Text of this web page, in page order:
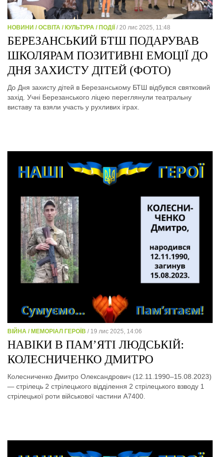
НОВИНИ / ОСВІТА / КУЛЬТУРА / ПОДІЇ / 20 лис 2025, 11:48
БЕРЕЗАНСЬКИЙ БТШ ПОДАРУВАВ
ШКОЛЯРАМ ПОЗИТИВНІ ЕМОЦІЇ ДО
ДНЯ ЗАХИСТУ ДІТЕЙ (ФОТО)
До Дня захисту дітей в Березанському БТШ відбувся святковий
захід. Учні Березанського ліцею переглянули театральну
виставу та взяли участь у рухливих іграх.
ВІЙНА / МЕМОРІАЛ ГЕРОЇВ / 19 лис 2025, 14:06
НАВІКИ В ПАМ’ЯТІ ЛЮДСЬКІЙ:
КОЛЕСНИЧЕНКО ДМИТРО
Колесниченко Дмитро Олександрович (12.11.1990–15.08.2023)
— стрілець 2 стрілецького відділення 2 стрілецького взводу 1
стрілецької роти військової частини А7400.